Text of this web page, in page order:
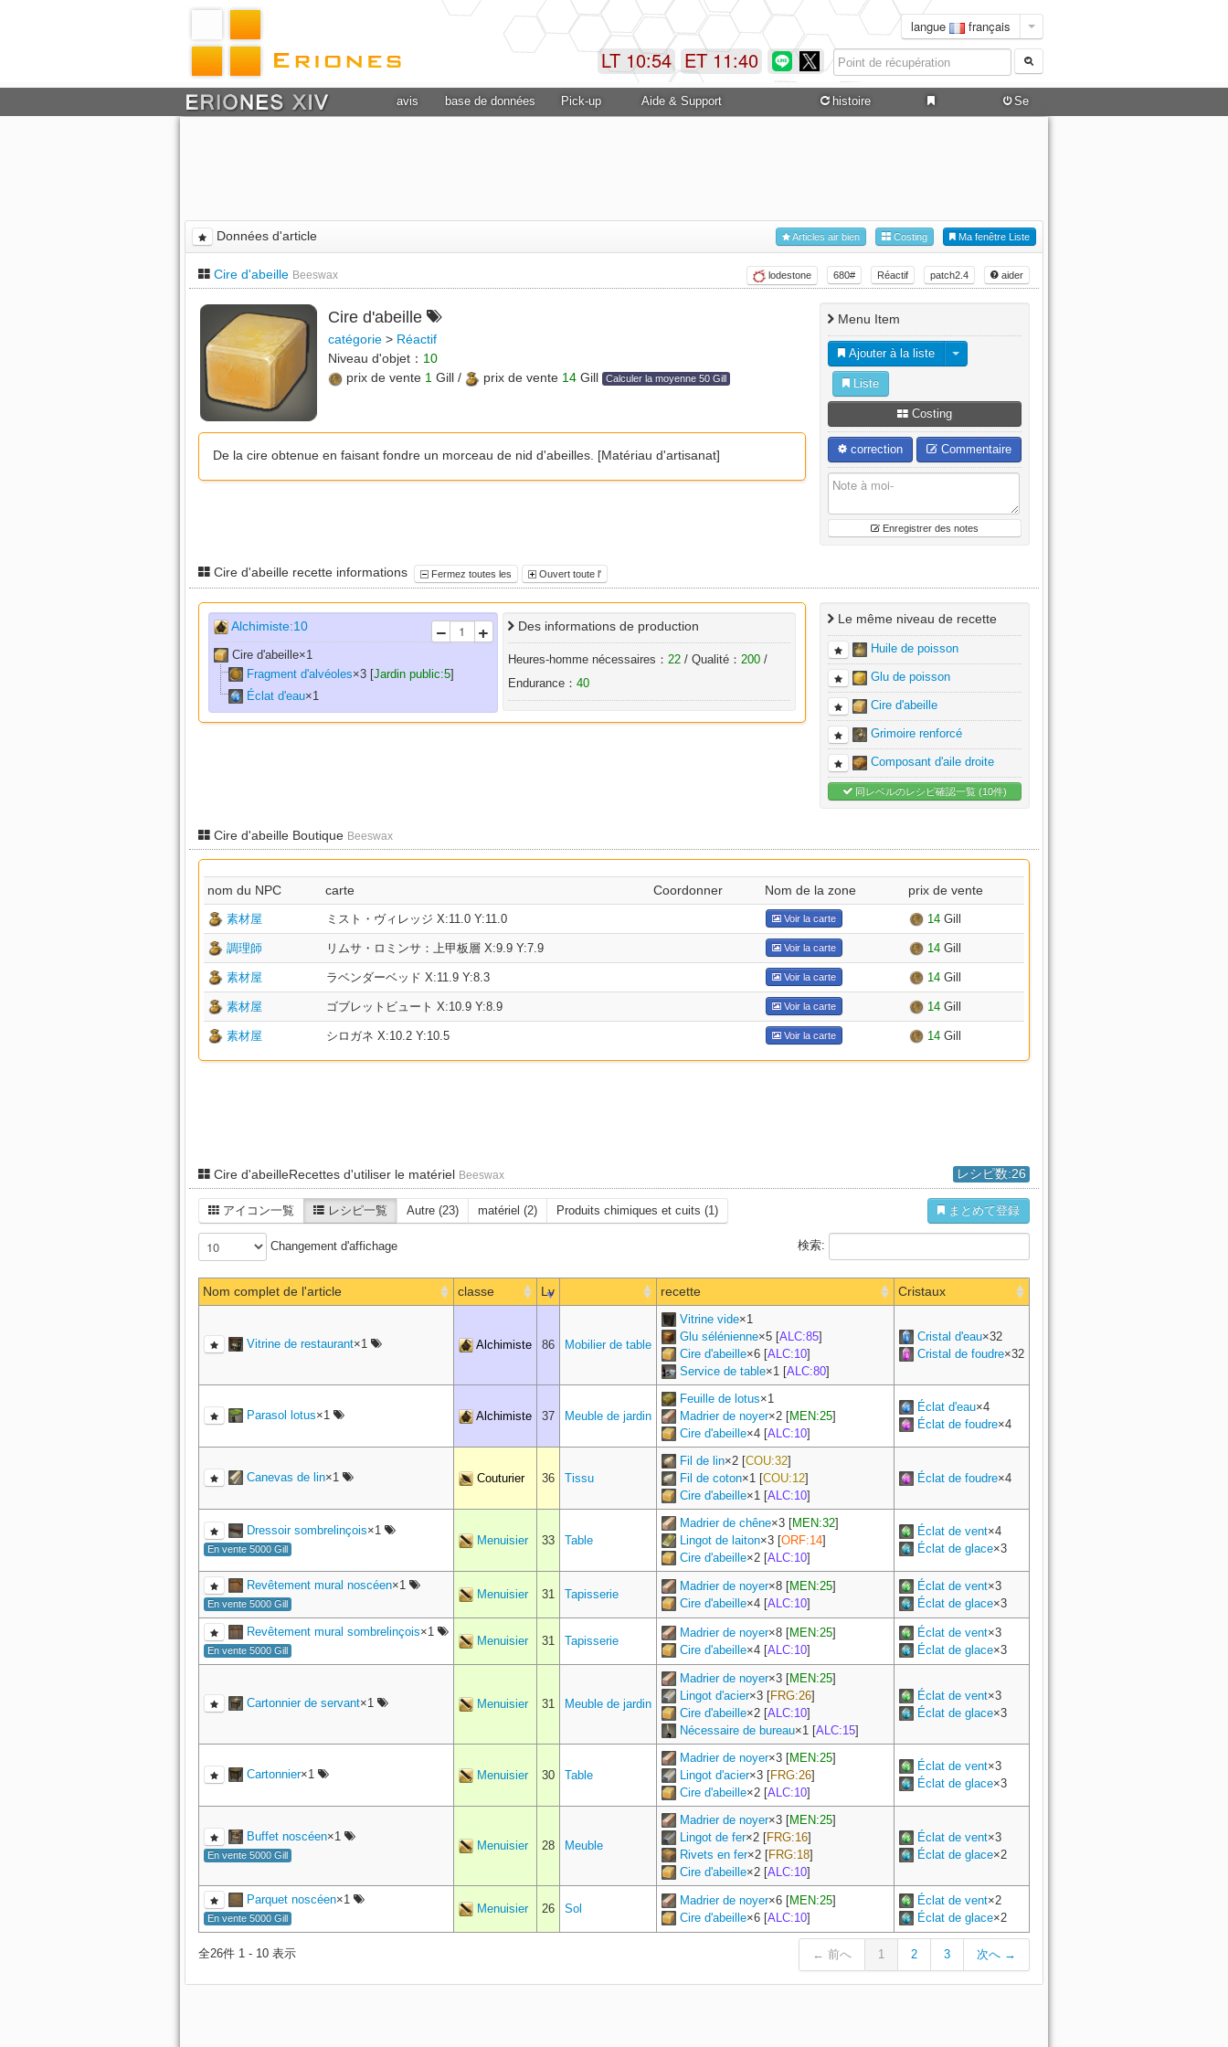
langue français
ET 11:40
LT 10:54
avis base de données Pick-up Aide & Support histoire Se
Données d'article Ma fenêtre Liste
Costing
Articles air bien
Cire d'abeille Beeswax aider
patch2.4
Réactif
680#
lodestone
Cire d'abeille
catégorie > Réactif
Niveau d'objet： 10
prix de vente 1 Gill / prix de vente 14 Gill Calculer la moyenne 50 Gill
De la cire obtenue en faisant fondre un morceau de nid d'abeilles. [Matériau d'artisanat]
Menu Item
Ajouter à la liste
Liste
Costing
correction Commentaire
Enregistrer des notes
Cire d'abeille recette informations Fermez toutes les Ouvert toute l'
Alchimiste:10
Cire d'abeille×1
Fragment d'alvéoles×3 [Jardin public:5]
Éclat d'eau×1
Des informations de production
Heures-homme nécessaires： 22/ Qualité： 200/
Endurance： 40
Le même niveau de recette
Huile de poisson
Glu de poisson
Cire d'abeille
Grimoire renforcé
Composant d'aile droite
同レベルのレシピ確認一覧 (10件)
Cire d'abeille Boutique Beeswax
nom du NPC carte Coordonner Nom de la zone prix de vente
素材屋 ミスト・ヴィレッジ X:11.0 Y:11.0 Voir la carte 14 Gill
調理師 リムサ・ロミンサ：上甲板層 X:9.9 Y:7.9 Voir la carte 14 Gill
素材屋 ラベンダーベッド X:11.9 Y:8.3 Voir la carte 14 Gill
素材屋 ゴブレットビュート X:10.9 Y:8.9 Voir la carte 14 Gill
素材屋 シロガネ X:10.2 Y:10.5 Voir la carte 14 Gill
Cire d'abeilleRecettes d'utiliser le matériel Beeswax レシピ数:26
アイコン一覧 レシピ一覧 Autre (23) matériel (2) Produits chimiques et cuits (1) まとめて登録
Changement d'affichage 検索:
Nom complet de l'article classe Lv recette Cristaux
Vitrine de restaurant×1 Alchimiste 86 Mobilier de table
Vitrine vide×1
Glu sélénienne×5 [ALC:85]
Cire d'abeille×6 [ALC:10]
Service de table×1 [ALC:80]
Cristal d'eau×32
Cristal de foudre×32
Parasol lotus×1 Alchimiste 37 Meuble de jardin
Feuille de lotus×1
Madrier de noyer×2 [MEN:25]
Cire d'abeille×4 [ALC:10]
Éclat d'eau×4
Éclat de foudre×4
Canevas de lin×1 Couturier 36 Tissu
Fil de lin×2 [COU:32]
Fil de coton×1 [COU:12]
Cire d'abeille×1 [ALC:10]
Éclat de foudre×4
Dressoir sombrelinçois×1
En vente 5000 Gill
Menuisier 33 Table
Madrier de chêne×3 [MEN:32]
Lingot de laiton×3 [ORF:14]
Cire d'abeille×2 [ALC:10]
Éclat de vent×4
Éclat de glace×3
Revêtement mural noscéen×1
En vente 5000 Gill
Menuisier 31 Tapisserie
Madrier de noyer×8 [MEN:25]
Cire d'abeille×4 [ALC:10]
Éclat de vent×3
Éclat de glace×3
Revêtement mural sombrelinçois×1
En vente 5000 Gill
Menuisier 31 Tapisserie
Madrier de noyer×8 [MEN:25]
Cire d'abeille×4 [ALC:10]
Éclat de vent×3
Éclat de glace×3
Cartonnier de servant×1 Menuisier 31 Meuble de jardin
Madrier de noyer×3 [MEN:25]
Lingot d'acier×3 [FRG:26]
Cire d'abeille×2 [ALC:10]
Nécessaire de bureau×1 [ALC:15]
Éclat de vent×3
Éclat de glace×3
Cartonnier×1 Menuisier 30 Table
Madrier de noyer×3 [MEN:25]
Lingot d'acier×3 [FRG:26]
Cire d'abeille×2 [ALC:10]
Éclat de vent×3
Éclat de glace×3
Buffet noscéen×1
En vente 5000 Gill
Menuisier 28 Meuble
Madrier de noyer×3 [MEN:25]
Lingot de fer×2 [FRG:16]
Rivets en fer×2 [FRG:18]
Cire d'abeille×2 [ALC:10]
Éclat de vent×3
Éclat de glace×2
Parquet noscéen×1
En vente 5000 Gill
Menuisier 26 Sol
Madrier de noyer×6 [MEN:25]
Cire d'abeille×6 [ALC:10]
Éclat de vent×2
Éclat de glace×2
全26件 1 - 10 表示 ← 前へ 1 2 3 次へ →